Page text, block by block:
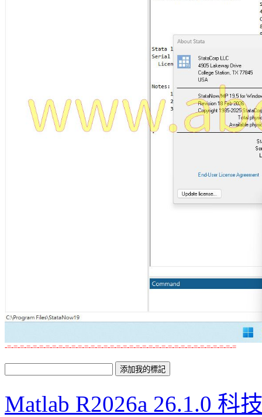
-=-=-=-=-=-=-=-=-=-=-=-=-=-=-=-=-=-=-=-=-=-=-=-=-=-=-=-=-=-=-=-=-=-=-=-=
Matlab R2026a 26.1.0 科